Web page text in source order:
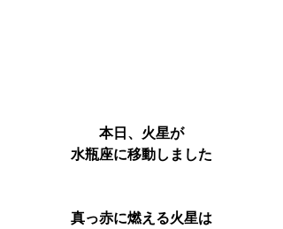
本日、火星が
水瓶座に移動しました
真っ赤に燃える火星は